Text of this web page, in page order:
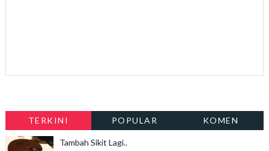
TERKINI POPULAR KOMEN
Tambah Sikit Lagi..